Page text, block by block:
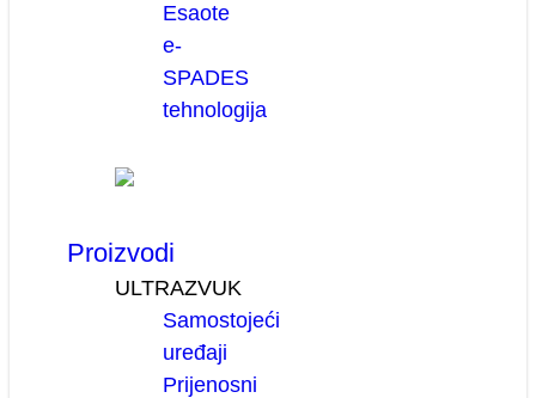
Esaote
e-
SPADES
tehnologija
Proizvodi
ULTRAZVUK
Samostojeći
uređaji
Prijenosni